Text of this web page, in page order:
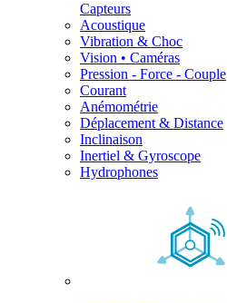
Capteurs
Acoustique
Vibration & Choc
Vision • Caméras
Pression - Force - Couple
Courant
Anémométrie
Déplacement & Distance
Inclinaison
Inertiel & Gyroscope
Hydrophones